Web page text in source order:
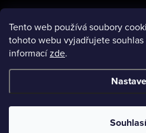
Tento web používá soubory
tohoto webu vyjadřujete
informacízde.
Copyright 2026VMObleceni.cz.